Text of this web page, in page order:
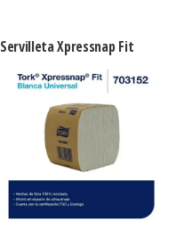
Servilleta Xpressnap Fit